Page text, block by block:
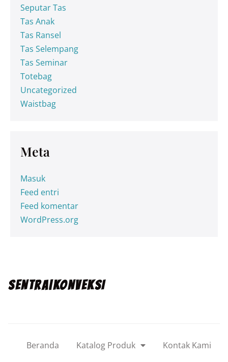
Seputar Tas
Tas Anak
Tas Ransel
Tas Selempang
Tas Seminar
Totebag
Uncategorized
Waistbag
Meta
Masuk
Feed entri
Feed komentar
WordPress.org
SENTRA|KONVEKSI
Beranda Katalog Produk Kontak Kami